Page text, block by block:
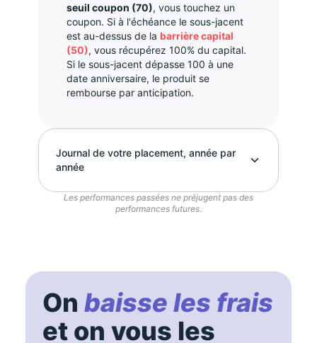
seuil coupon (70), vous touchez un
coupon. Si à l'échéance le sous-jacent
est au-dessus de la barrière capital
(50), vous récupérez 100% du capital.
Si le sous-jacent dépasse 100 à une
date anniversaire, le produit se
rembourse par anticipation.
Journal de votre placement, année par
année
Les performances passées ne préjugent pas des
performances futures.
On baisse les frais
et on vous les